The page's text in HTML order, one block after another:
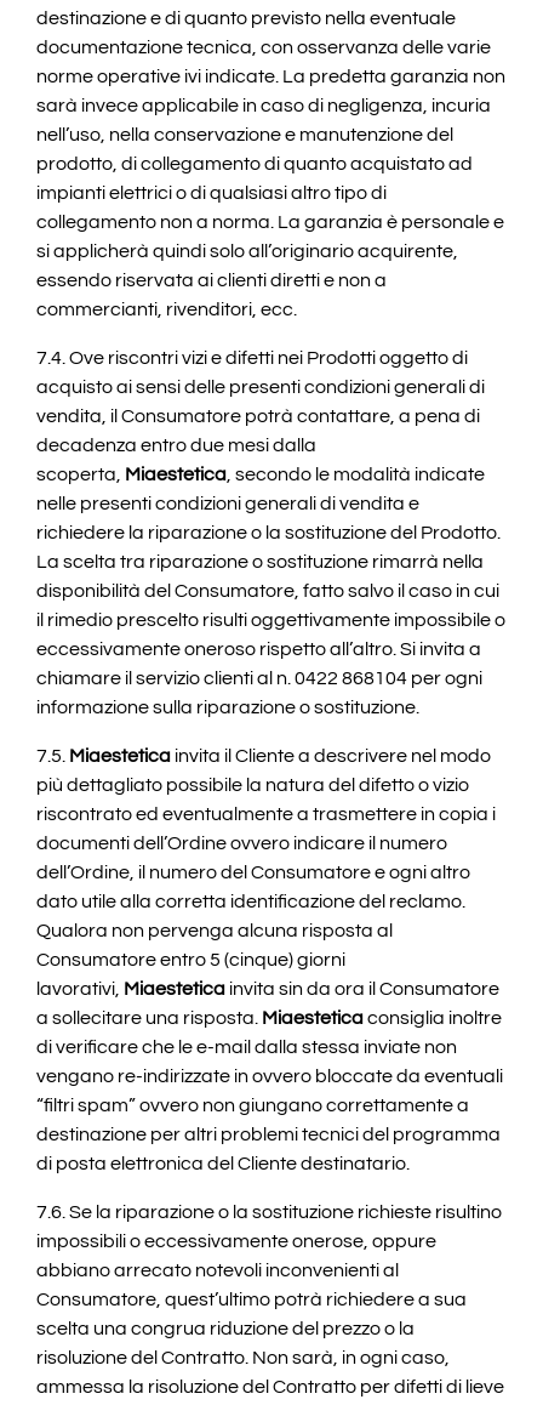
destinazione e di quanto previsto nella eventuale
documentazione tecnica, con osservanza delle varie
norme operative ivi indicate. La predetta garanzia non
sarà invece applicabile in caso di negligenza, incuria
nell’uso, nella conservazione e manutenzione del
prodotto, di collegamento di quanto acquistato ad
impianti elettrici o di qualsiasi altro tipo di
collegamento non a norma. La garanzia è personale e
si applicherà quindi solo all’originario acquirente,
essendo riservata ai clienti diretti e non a
commercianti, rivenditori, ecc.
7.4. Ove riscontri vizi e difetti nei Prodotti oggetto di
acquisto ai sensi delle presenti condizioni generali di
vendita, il Consumatore potrà contattare, a pena di
decadenza entro due mesi dalla
scoperta, Miaestetica , secondo le modalità indicate
nelle presenti condizioni generali di vendita e
richiedere la riparazione o la sostituzione del Prodotto.
La scelta tra riparazione o sostituzione rimarrà nella
disponibilità del Consumatore, fatto salvo il caso in cui
il rimedio prescelto risulti oggettivamente impossibile o
eccessivamente oneroso rispetto all’altro. Si invita a
chiamare il servizio clienti al n. 0422 868104 per ogni
informazione sulla riparazione o sostituzione.
7.5. Miaestetica invita il Cliente a descrivere nel modo
più dettagliato possibile la natura del difetto o vizio
riscontrato ed eventualmente a trasmettere in copia i
documenti dell’Ordine ovvero indicare il numero
dell’Ordine, il numero del Consumatore e ogni altro
dato utile alla corretta identificazione del reclamo.
Qualora non pervenga alcuna risposta al
Consumatore entro 5 (cinque) giorni
lavorativi, Miaestetica invita sin da ora il Consumatore
a sollecitare una risposta. Miaesteticaconsiglia inoltre
di verificare che le e-mail dalla stessa inviate non
vengano re-indirizzate in ovvero bloccate da eventuali
“filtri spam” ovvero non giungano correttamente a
destinazione per altri problemi tecnici del programma
di posta elettronica del Cliente destinatario.
7.6. Se la riparazione o la sostituzione richieste risultino
impossibili o eccessivamente onerose, oppure
abbiano arrecato notevoli inconvenienti al
Consumatore, quest’ultimo potrà richiedere a sua
scelta una congrua riduzione del prezzo o la
risoluzione del Contratto. Non sarà, in ogni caso,
ammessa la risoluzione del Contratto per difetti di lieve